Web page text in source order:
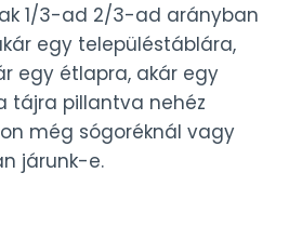
1/3-ad 2/3-ad arányban
egy településtáblára,
egy étlapra, akár egy
tájra pillantva nehéz
még sógoréknál vagy
járunk-e.